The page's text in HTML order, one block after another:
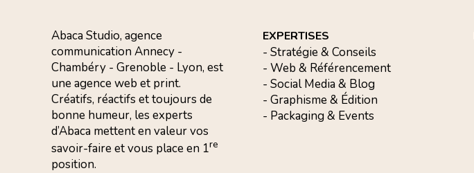
Abaca Studio, agence
communication Annecy -
Chambéry - Grenoble - Lyon, est
une agence web et print.
Créatifs, réactifs et toujours de
bonne humeur, les experts
d’Abaca mettent en valeur vos
savoir-faire et vous place en 1re
position.
EXPERTISES
- Stratégie & Conseils
- Web & Référencement
- Social Media & Blog
- Graphisme & Édition
- Packaging & Events